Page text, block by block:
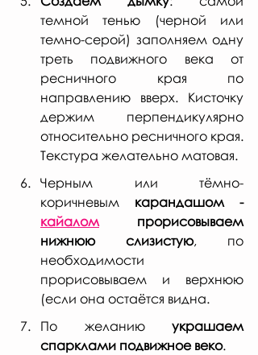
темной тенью (черной или
темно-серой) заполняем одну
треть подвижного века от
ресничного края по
направлению вверх. Кисточку
держим перпендикулярно
относительно ресничного края.
Текстура желательно матовая.
Черным или тёмно-
коричневым
карандашом -
кайалом прорисовываем
нижнюю слизистую, по
необходимости
прорисовываем и верхнюю
(если она остаётся видна.
По желанию украшаем
спарклами подвижное веко.